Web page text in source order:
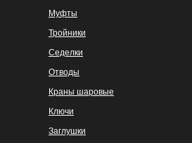
Муфты
Тройники
Седелки
Отводы
Краны шаровые
Ключи
Заглушки